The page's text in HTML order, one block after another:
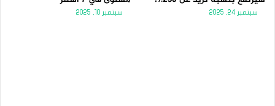
سبتمبر 24, 2025 سبتمبر 10, 2025